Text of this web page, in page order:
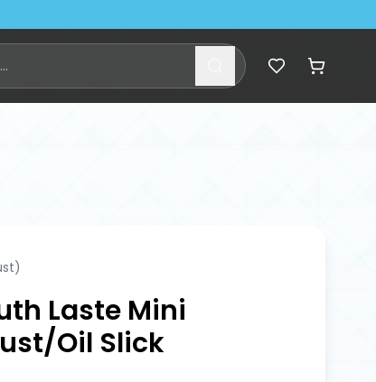
Laste Mini
Oil Slick